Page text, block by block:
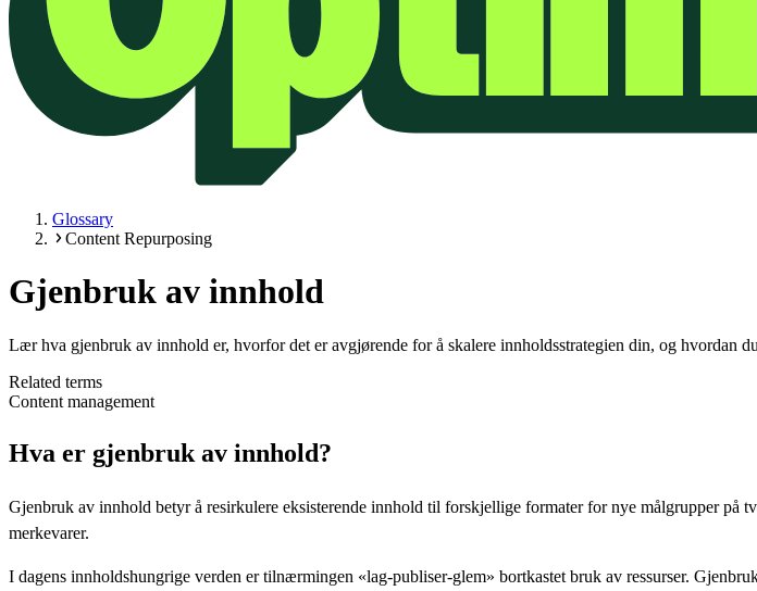
Glossary
Content Repurposing
Gjenbruk av innhold
Lær hva gjenbruk av innhold er, hvorfor det er avgjørende for å skalere innholdsstrategien din, og hvordan
Related terms
Content management
Hva er gjenbruk av innhold?
Gjenbruk av innhold betyr å resirkulere eksisterende innhold til forskjellige formater for nye målgrupper på
merkevarer.
I dagens innholdshungrige verden er tilnærmingen «lag-publiser-glem» bortkastet bruk av ressurser.